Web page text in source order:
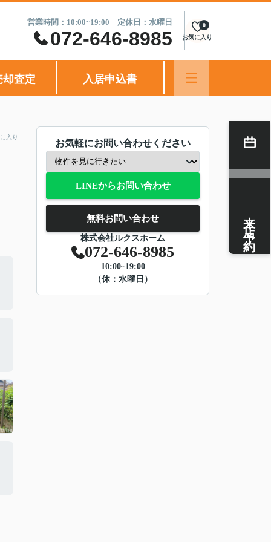
営業時間：10:00~19:00 定休日：水曜日
072-646-8985 お気に入り
0
却査定 入居申込書
入り
お気軽にお問い合わせください
LINEからお問い合わせ
無料お問い合わせ
株式会社ルクスホーム
072-646-8985
10:00~19:00
（休：水曜日）
来店予約